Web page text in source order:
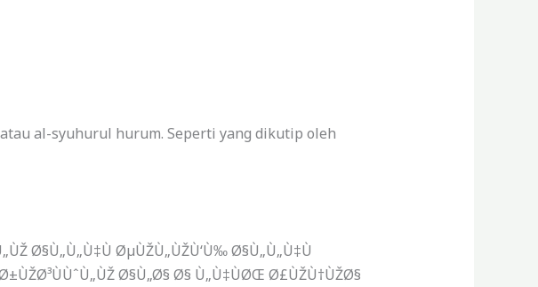
al-syuhurul hurum. Seperti yang dikutip oleh
Ø§Ù„Ù„Ù‡Ù ØµÙŽÙ„ÙŽÙ‘Ù‰ Ø§Ù„Ù„Ù‡Ù
Ø±ÙŽØ³ÙÙˆÙ„ÙŽ Ø§Ù„Ø§ Ø§ Ù„Ù‡ÙØŒ Ø£ÙŽÙ†ÙŽØ§